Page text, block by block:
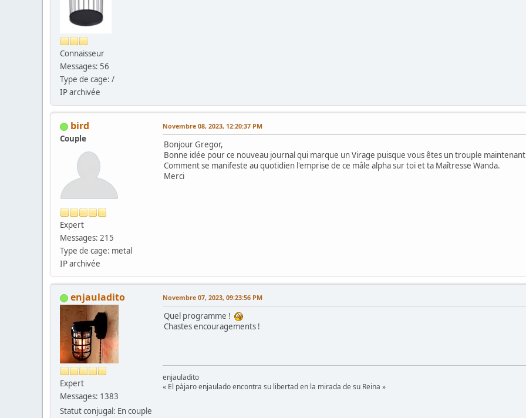
Connaisseur
Messages: 56
Type de cage: /
IP archivée
bird
Couple
Expert
Messages: 215
Type de cage: metal
IP archivée
Novembre 08, 2023, 12:20:37 PM
Bonjour Gregor,
Bonne idée pour ce nouveau journal qui marque un Virage puisque vous êtes un trouple
Comment se manifeste au quotidien l'emprise de ce mâle alpha sur toi et ta Maîtresse Wanda.
Merci
enjauladito
Expert
Messages: 1383
Statut conjugal: En couple
Novembre 07, 2023, 09:23:56 PM
Quel programme !
Chastes encouragements !
enjauladito
« El pàjaro enjaulado encontra su libertad en la mirada de su Reina »